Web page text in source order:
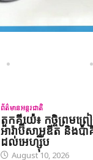
ព័ត៌មានអន្តរជាតិ
តួកគីយ៉េ៖ កចិ្ចព្រមព្រ
អារ៉ាប៊ីសាអូឌីត និងប៉ា
ដល់អេហ្ស៊ីប
August 10, 2026